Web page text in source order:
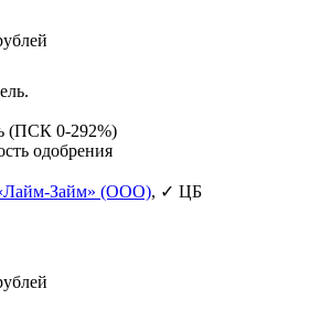
(ПСК 0-292%)
одобрения
Займ» (ООО), ✓ ЦБ